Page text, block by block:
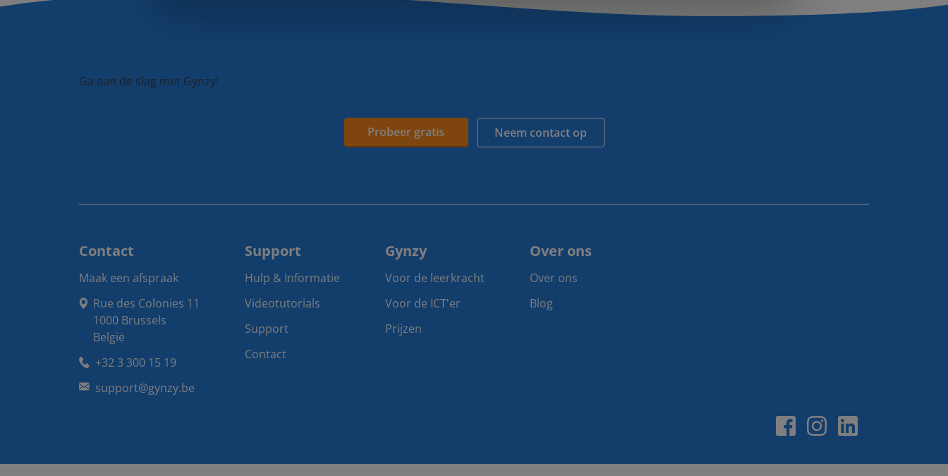
Ga aan de slag met Gynzy!
Probeer gratis Neem contact op
Contact
Maak een afspraak
Rue des Colonies 11
1000 Brussels
België
+32 3 300 15 19
support@gynzy.be
Support
Hulp & Informatie
Videotutorials
Support
Contact
Gynzy
Voor de leerkracht
Voor de ICT'er
Prijzen
Over ons
Over ons
Blog